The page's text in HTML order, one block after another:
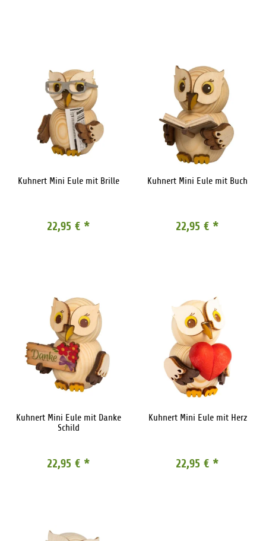
Kuhnert Mini Eule mit Brille
22,95 € *
Kuhnert Mini Eule mit Buch
22,95 € *
Kuhnert Mini Eule mit Danke
Schild
22,95 € *
Kuhnert Mini Eule mit Herz
22,95 € *